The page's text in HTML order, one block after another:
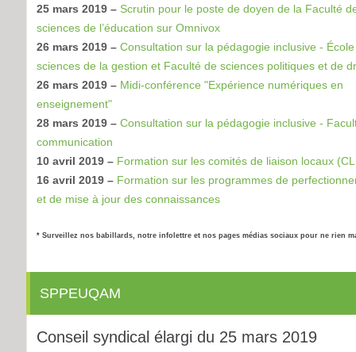
25 mars 2019 – Scrutin pour le poste de doyen de la Faculté
sciences de l’éducation sur Omnivox
26 mars 2019 – Consultation sur la pédagogie inclusive -
sciences de la gestion et Faculté de sciences politiques et de
26 mars 2019 – Midi-conférence "Expérience numériques en
enseignement"
28 mars 2019 – Consultation sur la pédagogie inclusive -
communication
10 avril 2019 – Formation sur les comités de liaison locaux
16 avril 2019 – Formation sur les programmes de
et de mise à jour des connaissances
* Surveillez nos babillards, notre infolettre et nos pages médias sociaux pour ne rien
SPPEUQAM
Conseil syndical élargi du 25 mars 2019